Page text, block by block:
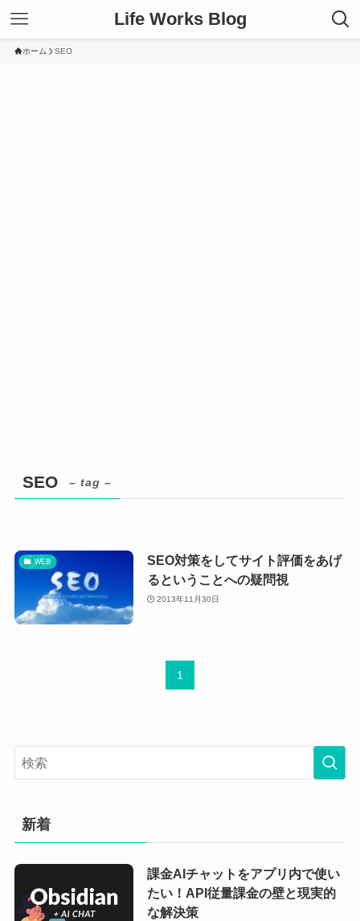
Life Works Blog
ホーム SEO
SEO – tag –
WEB
SEO対策をしてサイト評価をあげ
るということへの疑問視
2013年11月30日
1
新着
課金AIチャットをアプリ内で使い
たい！API従量課金の壁と現実的
な解決策